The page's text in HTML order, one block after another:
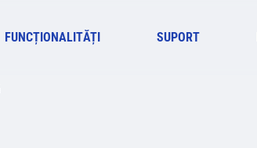
FUNCȚIONALITĂȚI SUPORT